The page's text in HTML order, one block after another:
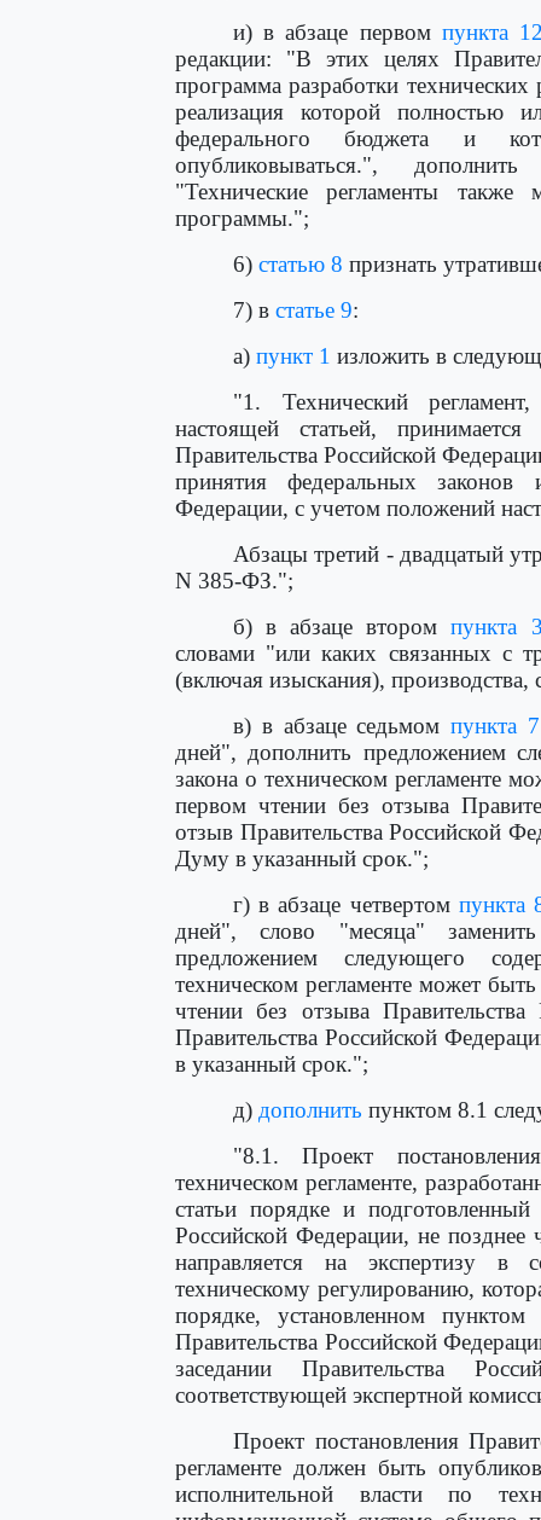
и) в абзаце первом пункта
редакции: "В этих целях
программа разработки
реализация которой полностью
федерального бюджета и
опубликовываться.",
"Технические регламенты
программы.";
6) статью 8 признать
7) в статье 9:
а) пункт 1 изложить в
"1. Технический
настоящей статьей,
Правительства Российской
принятия федеральных законов
Федерации, с учетом положений
Абзацы третий - двадцатый
N 385-ФЗ.";
б) в абзаце второмпункта
словами "или каких связанных с
(включая изыскания), производства,
в) в абзаце седьмомпункта 7
дней", дополнить предложением
закона о техническом регламенте
первом чтении без отзыва
отзыв Правительства Российской
Думу в указанный срок.";
г) в абзаце четвертом пункта
дней", слово "месяца"
предложением следующего
техническом регламенте может
чтении без отзыва
Правительства Российской
в указанный срок.";
д) дополнить пунктом 8.1
"8.1. Проект
техническом регламенте,
статьи порядке и
Российской Федерации, не позднее
направляется на экспертизу в
техническому регулированию,
порядке, установленном
Правительства Российской
заседании Правительства
соответствующей экспертной
Проект постановления
регламенте должен быть
исполнительной власти по